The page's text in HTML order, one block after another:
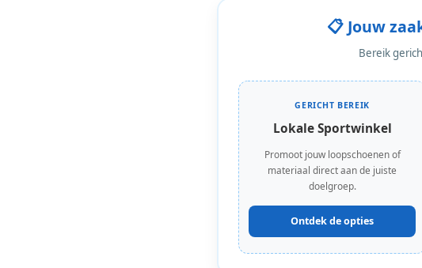
📋 Jouw
Bereik
GERICHT BEREIK
Lokale Sportwinkel
Promoot jouw loopschoenen of
materiaal direct aan de juiste
doelgroep.
Ontdek de opties